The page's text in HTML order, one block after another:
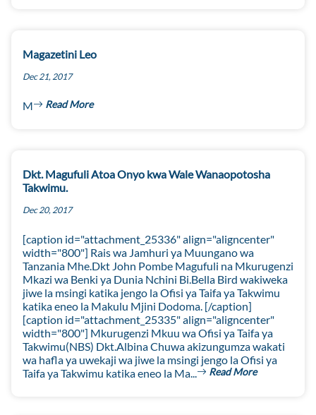
Magazetini Leo
Dec 21, 2017
M Read More
Dkt. Magufuli Atoa Onyo kwa Wale Wanaopotosha
Takwimu.
Dec 20, 2017
[caption id="attachment_25336" align="aligncenter"
width="800"] Rais wa Jamhuri ya Muungano wa
Tanzania Mhe.Dkt John Pombe Magufuli na Mkurugenzi
Mkazi wa Benki ya Dunia Nchini Bi.Bella Bird wakiweka
jiwe la msingi katika jengo la Ofisi ya Taifa ya Takwimu
katika eneo la Makulu Mjini Dodoma. [/caption]
[caption id="attachment_25335" align="aligncenter"
width="800"] Mkurugenzi Mkuu wa Ofisi ya Taifa ya
Takwimu(NBS) Dkt.Albina Chuwa akizungumza wakati
wa hafla ya uwekaji wa jiwe la msingi jengo la Ofisi ya
Taifa ya Takwimu katika eneo la Ma...
Read More